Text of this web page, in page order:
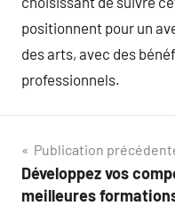
positionnent pour un
des arts, avec des
professionnels.
Navigation
de
Publication
Développez vos
meilleures